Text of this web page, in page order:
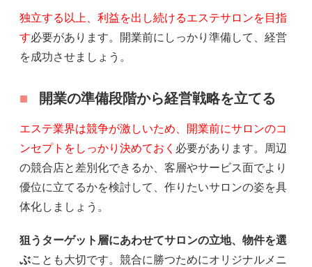
独立する以上、利益を出し続けるエステサロンを目指
す必要があります。開業前にしっかり準備して、経営
を成功させましょう。
開業の準備段階から経営戦略を立てる
エステ業界は競争が激しいため、開業前にサロンのコ
ンセプトをしっかり決めておく 必要があります。周辺
の競合店と差別化できるか、客層やサービス面でより
優位に立てるかを検討して、作りたいサロンの姿を具
体化しましょう。
狙うターゲット層にあわせてサロンの立地、物件を選
ぶことも大切です。競合に勝つためにオリジナルメニ